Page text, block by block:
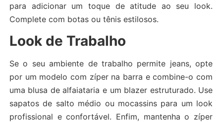
para adicionar um toque de atitude ao seu look.
Complete com botas ou tênis estilosos.
Look de Trabalho
Se o seu ambiente de trabalho permite jeans, opte
por um modelo com zíper na barra e combine-o com
uma blusa de alfaiataria e um blazer estruturado. Use
sapatos de salto médio ou mocassins para um look
profissional e confortável. Enfim, mantenha o zíper